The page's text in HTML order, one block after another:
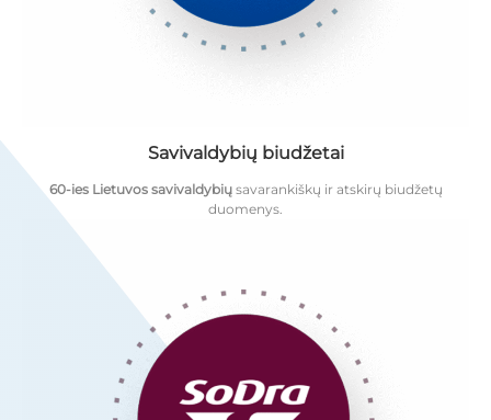
Savivaldybių biudžetai
60-ies Lietuvos savivaldybiųsavarankiškų ir atskirų biudžetų
duomenys.